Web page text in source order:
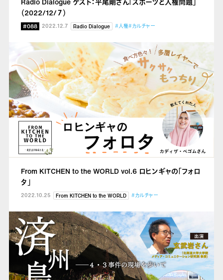
（2022/12/７）
#088 2022.12.7 Radio Dialogue #人権#カルチャー
From KITCHEN to the WORLD vol.6 ロヒンギャの「フォロ
タ」
2022.10.25 From KITCHEN to the WORLD #カルチャー